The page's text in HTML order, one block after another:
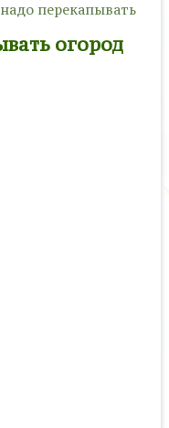
перекапывать
огород